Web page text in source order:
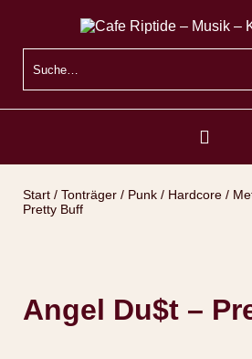
Start / Tonträger / Punk / Hardcore /
Pretty Buff
Angel Du$t –